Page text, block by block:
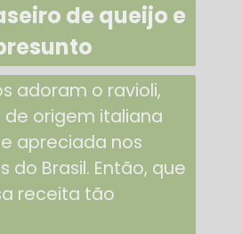
de queijo e
adoram o ravioli,
origem italiana
apreciada nos
do Brasil. Então, que
receita tão